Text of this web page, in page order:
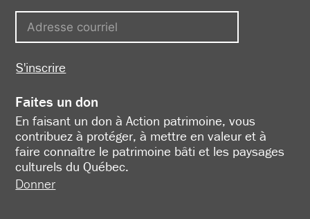
S'inscrire
Faites un don
En faisant un don à Action patrimoine, vous
contribuez à protéger, à mettre en valeur et à
faire connaître le patrimoine bâti et les paysages
culturels du Québec.
Donner